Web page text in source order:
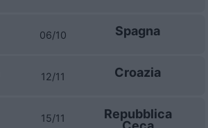
06/10 Spagna
12/11 Croazia
15/11
Repubblica